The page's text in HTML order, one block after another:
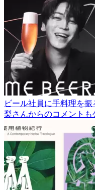
ビール社員に手料理を
梨さんからのコメントも